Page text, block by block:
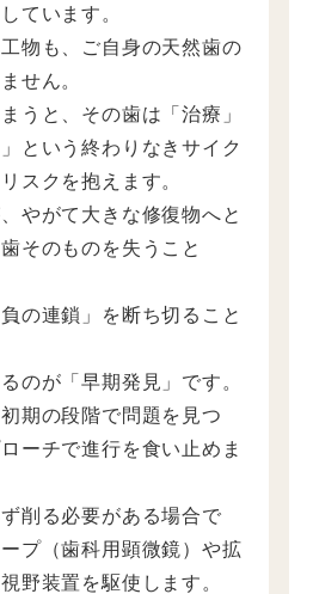
ています。
物も、ご自身の天然歯の
せん。
うと、その歯は「治療」
という終わりなきサイク
スクを抱えます。
やがて大きな修復物へと
そのものを失うこと
の連鎖」を断ち切ること
のが「早期発見」です。
期の段階で問題を見つ
ーチで進行を食い止めま
削る必要がある場合で
プ（歯科用顕微鏡）や拡
野装置を駆使します。